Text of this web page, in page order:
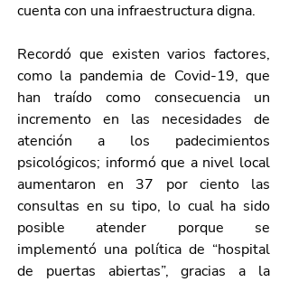
cuenta con una infraestructura digna.
Recordó que existen varios factores,
como la pandemia de Covid-19, que
han traído como consecuencia un
incremento en las necesidades de
atención a los padecimientos
psicológicos; informó que a nivel local
aumentaron en 37 por ciento las
consultas en su tipo, lo cual ha sido
posible atender porque se
implementó una política de “hospital
de puertas abiertas”, gracias a la